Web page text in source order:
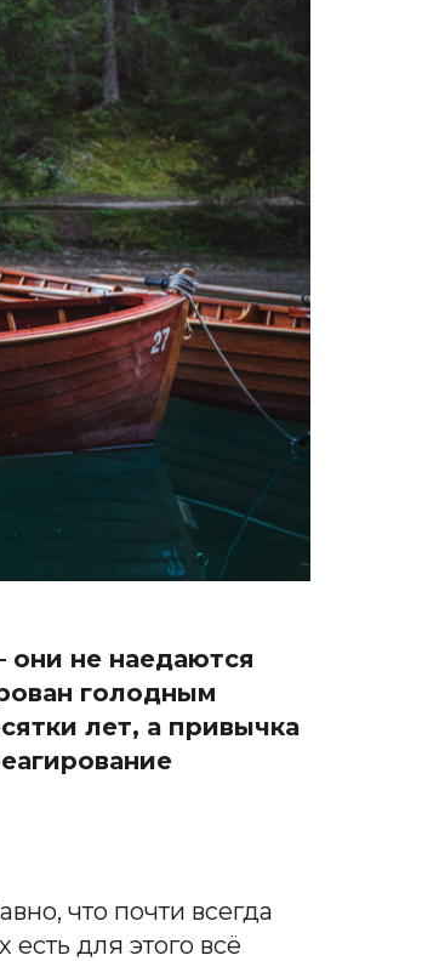
они не наедаются
голодным
лет, а привычка
что почти всегда
для этого всё